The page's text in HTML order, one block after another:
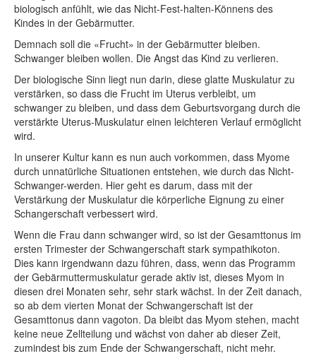
biologisch anfühlt, wie das Nicht-Fest-halten-Könnens des
Kindes in der Gebärmutter.
Demnach soll die «Frucht» in der Gebärmutter bleiben.
Schwanger bleiben wollen. Die Angst das Kind zu verlieren.
Der biologische Sinn liegt nun darin, diese glatte Muskulatur zu
verstärken, so dass die Frucht im Uterus verbleibt, um
schwanger zu bleiben, und dass dem Geburtsvorgang durch die
verstärkte Uterus-Muskulatur einen leichteren Verlauf ermöglicht
wird.
In unserer Kultur kann es nun auch vorkommen, dass Myome
durch unnatürliche Situationen entstehen, wie durch das Nicht-
Schwanger-werden. Hier geht es darum, dass mit der
Verstärkung der Muskulatur die körperliche Eignung zu einer
Schangerschaft verbessert wird.
Wenn die Frau dann schwanger wird, so ist der Gesamttonus im
ersten Trimester der Schwangerschaft stark sympathikoton.
Dies kann irgendwann dazu führen, dass, wenn das Programm
der Gebärmuttermuskulatur gerade aktiv ist, dieses Myom in
diesen drei Monaten sehr, sehr stark wächst. In der Zeit danach,
so ab dem vierten Monat der Schwangerschaft ist der
Gesamttonus dann vagoton. Da bleibt das Myom stehen, macht
keine neue Zellteilung und wächst von daher ab dieser Zeit,
zumindest bis zum Ende der Schwangerschaft, nicht mehr.